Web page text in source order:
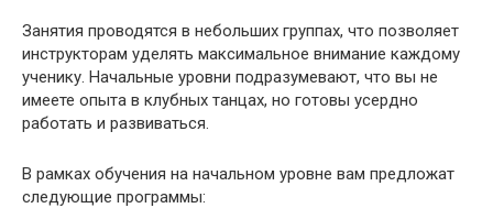
Занятия проводятся в небольших группах, что позволяет
инструкторам уделять максимальное внимание каждому
ученику. Начальные уровни подразумевают, что вы не
имеете опыта в клубных танцах, но готовы усердно
работать и развиваться.
В рамках обучения на начальном уровне вам предложат
следующие программы: